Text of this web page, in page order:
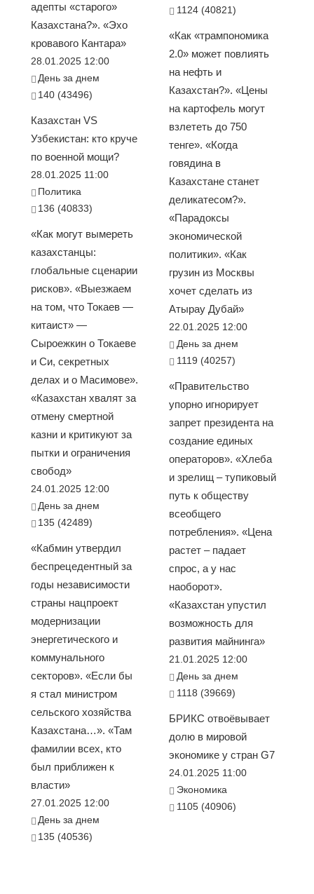
адепты «старого»
Казахстана?». «Эхо
кровавого Кантара»
28.01.2025 12:00
День за днем
140 (43496)
Казахстан VS
Узбекистан: кто круче
по военной мощи?
28.01.2025 11:00
Политика
136 (40833)
«Как могут вымереть
казахстанцы:
глобальные сценарии
рисков». «Выезжаем
на том, что Токаев —
китаист» —
Сыроежкин о Токаеве
и Си, секретных
делах и о Масимове».
«Казахстан хвалят за
отмену смертной
казни и критикуют за
пытки и ограничения
свобод»
24.01.2025 12:00
День за днем
135 (42489)
«Кабмин утвердил
беспрецедентный за
годы независимости
страны нацпроект
модернизации
энергетического и
коммунального
секторов». «Если бы
я стал министром
сельского хозяйства
Казахстана…». «Там
фамилии всех, кто
был приближен к
власти»
27.01.2025 12:00
День за днем
135 (40536)
1124 (40821)
«Как «трампономика
2.0» может повлиять
на нефть и
Казахстан?». «Цены
на картофель могут
взлететь до 750
тенге». «Когда
говядина в
Казахстане станет
деликатесом?».
«Парадоксы
экономической
политики». «Как
грузин из Москвы
хочет сделать из
Атырау Дубай»
22.01.2025 12:00
День за днем
1119 (40257)
«Правительство
упорно игнорирует
запрет президента на
создание единых
операторов». «Хлеба
и зрелищ – тупиковый
путь к обществу
всеобщего
потребления». «Цена
растет – падает
спрос, а у нас
наоборот».
«Казахстан упустил
возможность для
развития майнинга»
21.01.2025 12:00
День за днем
1118 (39669)
БРИКС отвоёвывает
долю в мировой
экономике у стран G7
24.01.2025 11:00
Экономика
1105 (40906)